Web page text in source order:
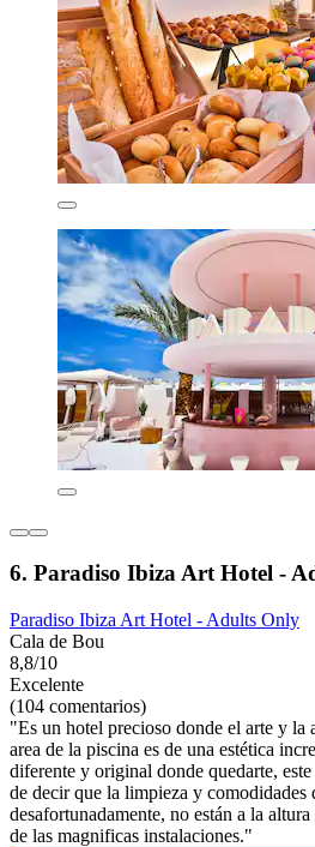
6. Paradiso Ibiza Art Hotel -
Paradiso Ibiza Art Hotel - Adults Only
Cala de Bou
8,8/10
Excelente
(104 comentarios)
"Es un hotel precioso donde el arte y la
area de la piscina es de una estética
diferente y original donde quedarte,
de decir que la limpieza y comodidades
desafortunadamente, no están a la
de las magnificas instalaciones."